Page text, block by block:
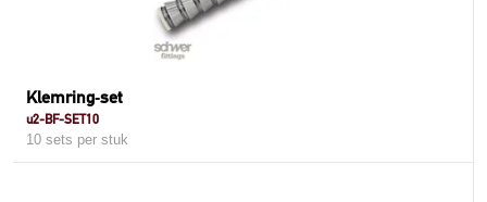
Klemring‑set
u2-BF-SET10
10 sets per stuk